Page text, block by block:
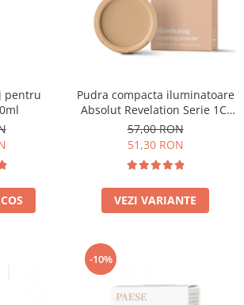
pentru
Pudra compacta iluminatoare
Absolut Revelation Serie 1C,
9g
57,00 RON
51,30 RON
VEZI VARIANTE
-10%